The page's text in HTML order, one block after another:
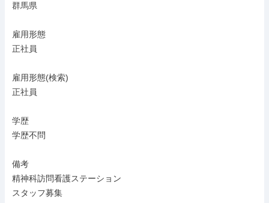
群馬県
雇用形態
正社員
雇用形態(検索)
正社員
学歴
学歴不問
備考
精神科訪問看護ステーション
スタッフ募集